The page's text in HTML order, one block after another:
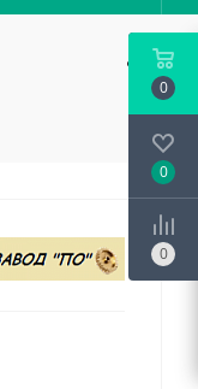
0
0
0